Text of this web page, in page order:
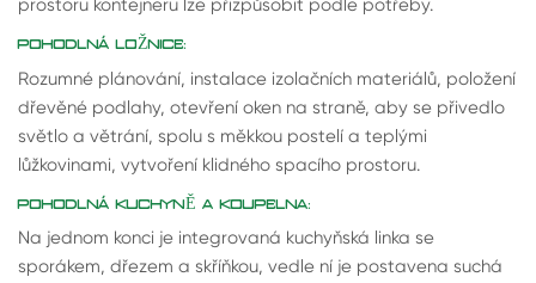
prostoru kontejneru lze přizpůsobit podle potřeby.
POHODLNÁ LOŽNICE:
Rozumné plánování, instalace izolačních materiálů, položení
dřevěné podlahy, otevření oken na straně, aby se přivedlo
světlo a větrání, spolu s měkkou postelí a teplými
lůžkovinami, vytvoření klidného spacího prostoru.
POHODLNÁ KUCHYNĚ A KOUPELNA:
Na jednom konci je integrovaná kuchyňská linka se
sporákem, dřezem a skříňkou, vedle ní je postavena suchá